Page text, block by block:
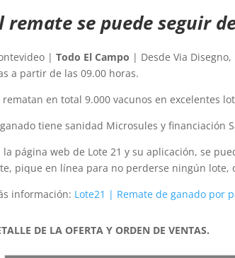
remate se puede seguir
|Todo El Campo | Desde Via
a partir de las 09.00 horas.
rematan en total 9.000 vacunos en excelentes
tiene sanidad Microsules y financiación
la página web de Lote 21 y su aplicación, se
pique en línea para no perderse ningún lote,
información: Lote21 | Remate de ganado por
DE LA OFERTA Y ORDEN DE VENTAS.